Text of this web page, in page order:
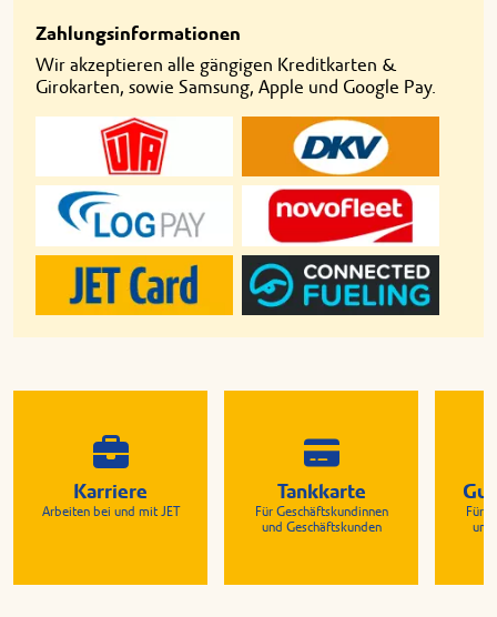
Zahlungsinformationen
Wir akzeptieren alle gängigen Kreditkarten &
Girokarten, sowie Samsung, Apple und Google Pay.
Karriere
Arbeiten bei und mit JET
Tankkarte
Für Geschäftskundinnen
und Geschäftskunden
Für
und